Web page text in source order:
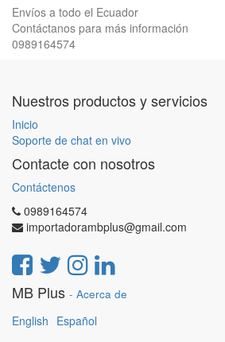
Envíos a todo el Ecuador
Contáctanos para más información
0989164574
Nuestros productos y servicios
Inicio
Soporte de chat en vivo
Contacte con nosotros
Contáctenos
0989164574
importadorambplus@gmail.com
MB Plus - Acerca de
English Español